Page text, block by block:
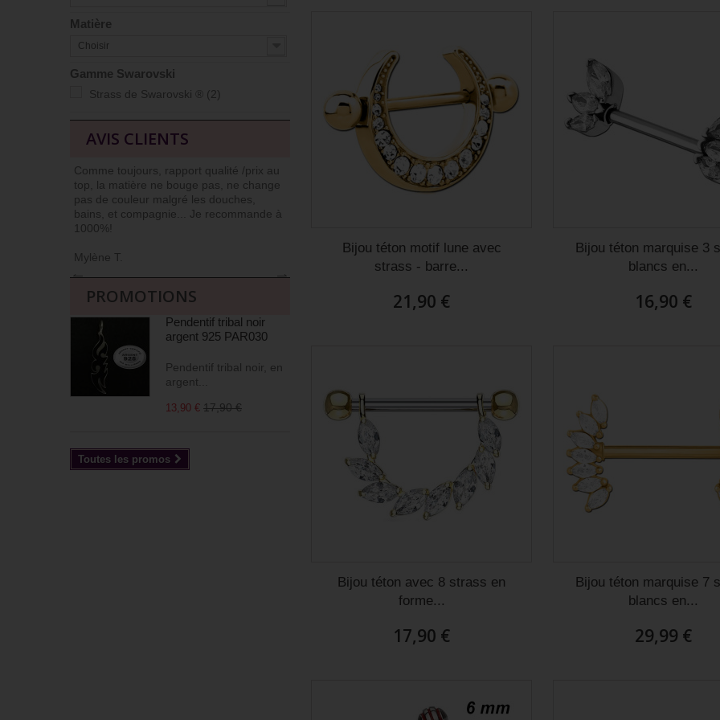
Matière
Choisir
Gamme Swarovski
Strass de Swarovski ® (2)
AVIS CLIENTS
Comme toujours, rapport qualité /prix au
top, la matière ne bouge pas, ne change
pas de couleur malgré les douches,
bains, et compagnie... Je recommande à
1000%!
Mylène T.
J’ai l’habitude de commander sur ce site
car niveau qualité prix c’est au top !
Juste superbe. Piercing de cartilage du
plus bel effet et franchement je le laisse
→
←
PROMOTIONS
Pendentif tribal noir
argent 925 PAR030
Pendentif tribal noir, en
argent...
13,90 € 17,90 €
Toutes les promos
Bijou téton motif lune avec
strass - barre...
21,90 €
Bijou téton marquise 3
blancs en...
16,90 €
Bijou téton avec 8 strass en
forme...
17,90 €
Bijou téton marquise 7
blancs en...
29,99 €